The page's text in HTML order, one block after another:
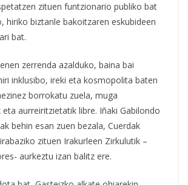
zituen funtzionario publiko bat
hiriko biztanle bakoitzaren eskubideen
bat.
zerrenda azalduko, baina bai
inklusibo, ireki eta kosmopolita baten
borrokatu zuela, muga
aurreiritzietatik libre. Iñaki Gabilondo
behin esan zuen bezala, Cuerdak
zituen Irakurleen Zirkulutik –
aurkeztu izan balitz ere.